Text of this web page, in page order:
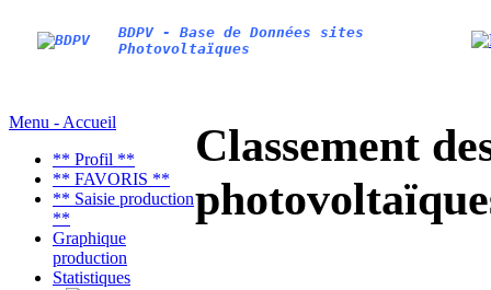
BDPV - Base de Données sites
Photovoltaïques
Menu - Accueil
** Profil **
** FAVORIS **
** Saisie production
**
Graphique
production
Statistiques
Classement